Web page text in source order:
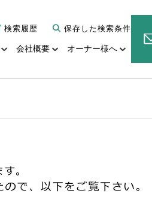
検索履歴 保存した検索条件
会社概要 オーナー様へ